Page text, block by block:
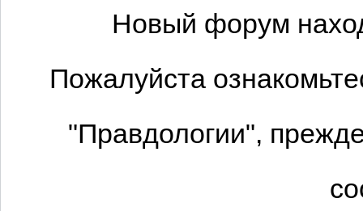
Новый форум
Пожалуйста
"Правдологии",